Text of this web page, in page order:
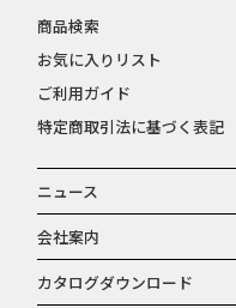
ニュース
会社案内
カタログダウンロード
商品検索
お気に入りリスト
ご利用ガイド
特定商取引法に基づく表記